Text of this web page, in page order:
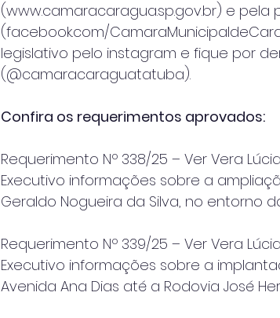
(www.camaracaragua.sp.gov.br) e pela
(facebook.com/
legislativo pelo instagram e fique por
(@camaracaraguatatuba).
Confira os requerimentos aprovados:
Requerimento Nº 338/25 – Ver Vera
Executivo informações sobre a
Geraldo Nogueira da Silva, no entorno
Requerimento Nº 339/25 – Ver Vera
Executivo informações sobre a
Avenida Ana Dias até a Rodovia José